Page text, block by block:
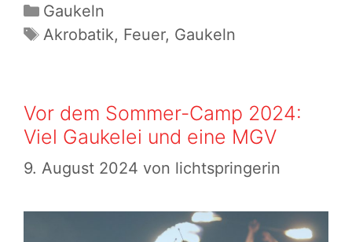
Suche
in
Trampe
Kategorien
Gaukeln
Schlagwörter
Akrobatik, Feuer, Gaukeln
Vor dem Sommer-Camp 2024:
Viel Gaukelei und eine MGV
9. August 2024 von lichtspringerin